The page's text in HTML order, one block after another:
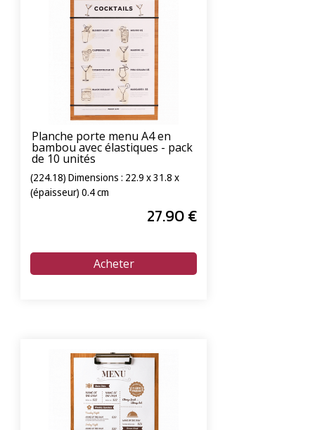
Planche porte menu A4 en
bambou avec élastiques - pack
de 10 unités
(224.18) Dimensions : 22.9 x 31.8 x
(épaisseur) 0.4 cm
27.90€